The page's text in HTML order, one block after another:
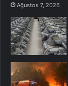
Ağustos 7, 2026